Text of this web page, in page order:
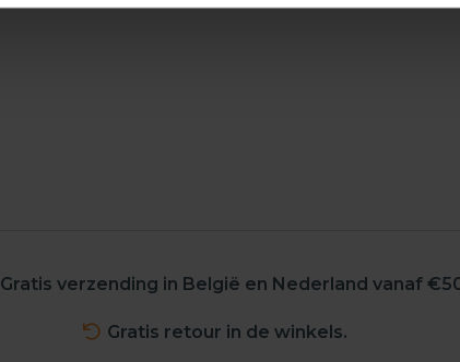
Gratis verzending in België en Nederland vanaf
Gratis retour in de winkels.